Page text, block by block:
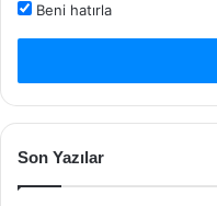
Beni hatırla
Son Yazılar